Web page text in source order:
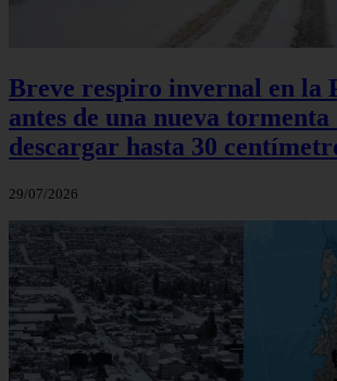
Breve respiro invernal en la
antes de una nueva
descargar hasta 30
29/07/2026